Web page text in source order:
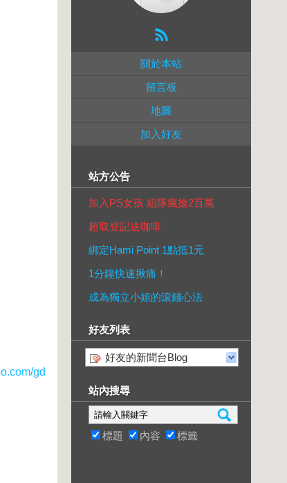
gd
關於本站
留言板
地圖
加入好友
站方公告
加入PS女孩 組隊瘋搶2百萬
超取登記送咖啡
綁定Hami Point 1點抵1元
1分鐘快速揪痛！
成為獨立小姐的滾錢心法
好友列表
好友的新聞台Blog
站內搜尋
標題 內容 標籤